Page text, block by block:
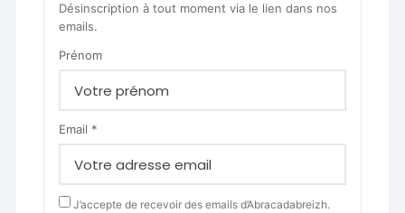
Désinscription à tout moment via le lien dans nos
emails.
Prénom
Email *
J’accepte de recevoir des emails d’Abracadabreizh.